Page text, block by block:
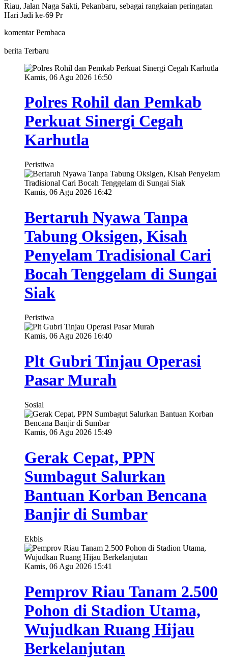
Riau, Jalan Naga Sakti, Pekanbaru, sebagai rangkaian peringatan
Hari Jadi ke-69 Pr
komentar Pembaca
berita Terbaru
Kamis, 06 Agu 2026 16:50
Polres Rohil dan Pemkab
Perkuat Sinergi Cegah
Karhutla
Peristiwa
Kamis, 06 Agu 2026 16:42
Bertaruh Nyawa Tanpa
Tabung Oksigen, Kisah
Penyelam Tradisional Cari
Bocah Tenggelam di Sungai
Siak
Peristiwa
Kamis, 06 Agu 2026 16:40
Plt Gubri Tinjau Operasi
Pasar Murah
Sosial
Kamis, 06 Agu 2026 15:49
Gerak Cepat, PPN
Sumbagut Salurkan
Bantuan Korban Bencana
Banjir di Sumbar
Ekbis
Kamis, 06 Agu 2026 15:41
Pemprov Riau Tanam 2.500
Pohon di Stadion Utama,
Wujudkan Ruang Hijau
Berkelanjutan